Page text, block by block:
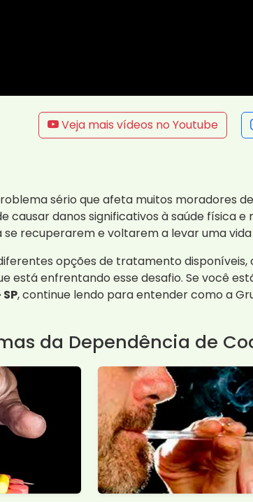
Veja mais vídeos no Youtube
sério que afeta muitos moradores
causar danos significativos à saúde física
recuperarem e voltarem a levar uma
opções de tratamento
está enfrentando esse desafio. Se você
, continue lendo para entender como a
da Dependência de